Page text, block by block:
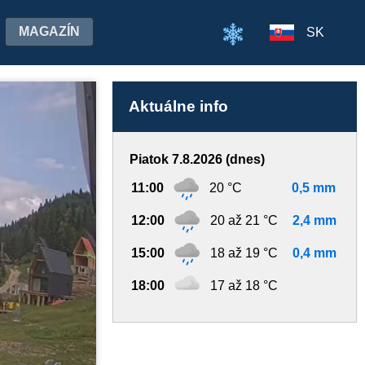
MAGAZÍN SK
Aktuálne info
Piatok 7.8.2026 (dnes)
11:00 20 °C 0,5 mm
12:00 20 až 21 °C 2,4 mm
15:00 18 až 19 °C 0,4 mm
18:00 17 až 18 °C